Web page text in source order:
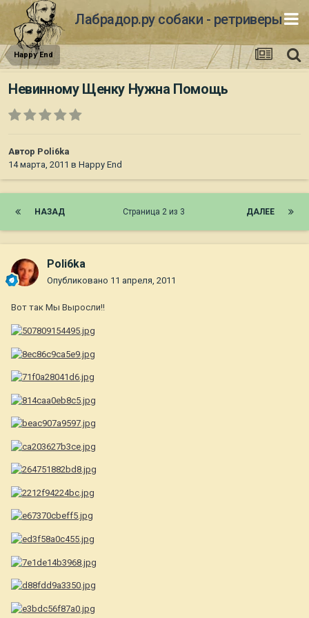
Лабрадор.ру собаки - ретриверы
Happy End
Невинному Щенку Нужна Помощь
Автор Poli6ka
14 марта, 2011 в Happy End
НАЗАД ДАЛЕЕ
Страница 2 из 3
Poli6ka
Опубликовано 11 апреля, 2011
Вот так Мы Выросли!!